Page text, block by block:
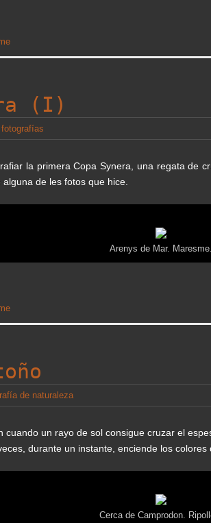
(I)
la primera Copa Synera, una regata de
de les fotos que hice.
Arenys de Mar. Maresme.
de naturaleza
cuando un rayo de sol consigue cruzar el
durante un instante, enciende los
Cerca de Camprodon.